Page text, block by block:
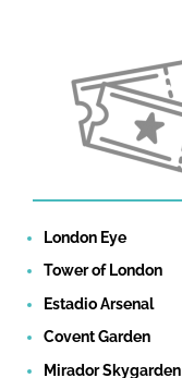
London Eye
Tower of London
Estadio Arsenal
Covent Garden
Mirador Skygarden